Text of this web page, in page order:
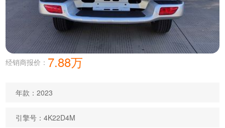
经销商报价： 7.88万
年款：2023
引擎号：4K22D4M